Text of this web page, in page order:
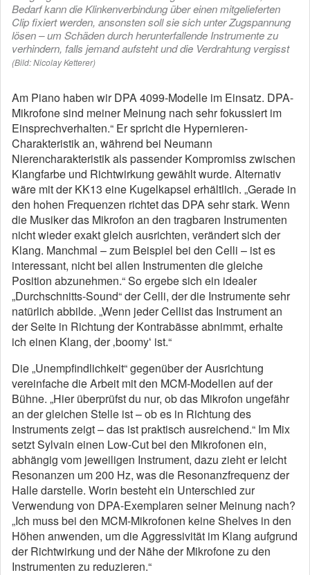
Bedarf kann die Klinkenverbindung über einen mitgelieferten
Clip fixiert werden, ansonsten soll sie sich unter Zugspannung
lösen – um Schäden durch herunterfallende Instrumente zu
verhindern, falls jemand aufsteht und die Verdrahtung vergisst
(Bild: Nicolay Ketterer)
Am Piano haben wir DPA 4099-Modelle im Einsatz. DPA-
Mikrofone sind meiner Meinung nach sehr fokussiert im
Einsprechverhalten.“ Er spricht die Hypernieren-
Charakteristik an, während bei Neumann
Nierencharakteristik als passender Kompromiss zwischen
Klangfarbe und Richtwirkung gewählt wurde. Alternativ
wäre mit der KK13 eine Kugelkapsel erhältlich. „Gerade in
den hohen Frequenzen richtet das DPA sehr stark. Wenn
die Musiker das Mikrofon an den tragbaren Instrumenten
nicht wieder exakt gleich ausrichten, verändert sich der
Klang. Manchmal – zum Beispiel bei den Celli – ist es
interessant, nicht bei allen Instrumenten die gleiche
Position abzunehmen.“ So ergebe sich ein idealer
„Durchschnitts-Sound“ der Celli, der die Instrumente sehr
natürlich abbilde. „Wenn jeder Cellist das Instrument an
der Seite in Richtung der Kontrabässe abnimmt, erhalte
ich einen Klang, der ‚boomyʻ ist.“
Die „Unempfindlichkeit“ gegenüber der Ausrichtung
vereinfache die Arbeit mit den MCM-Modellen auf der
Bühne. „Hier überprüfst du nur, ob das Mikrofon ungefähr
an der gleichen Stelle ist – ob es in Richtung des
Instruments zeigt – das ist praktisch ausreichend.“ Im Mix
setzt Sylvain einen Low-Cut bei den Mikrofonen ein,
abhängig vom jeweiligen Instrument, dazu zieht er leicht
Resonanzen um 200 Hz, was die Resonanzfrequenz der
Halle darstelle. Worin besteht ein Unterschied zur
Verwendung von DPA-Exemplaren seiner Meinung nach?
„Ich muss bei den MCM-Mikrofonen keine Shelves in den
Höhen anwenden, um die Aggressivität im Klang aufgrund
der Richtwirkung und der Nähe der Mikrofone zu den
Instrumenten zu reduzieren.“